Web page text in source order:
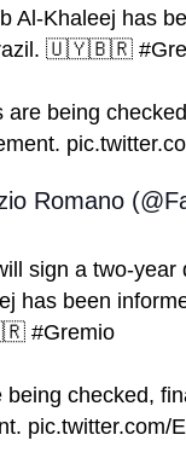
Al-Khaleej has
🇺🇾🇧🇷
are being
Romano
sign a two-
has been
#Gremio
being checked,
pic.twitter.com/